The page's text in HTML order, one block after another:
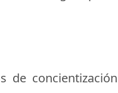
de concientización